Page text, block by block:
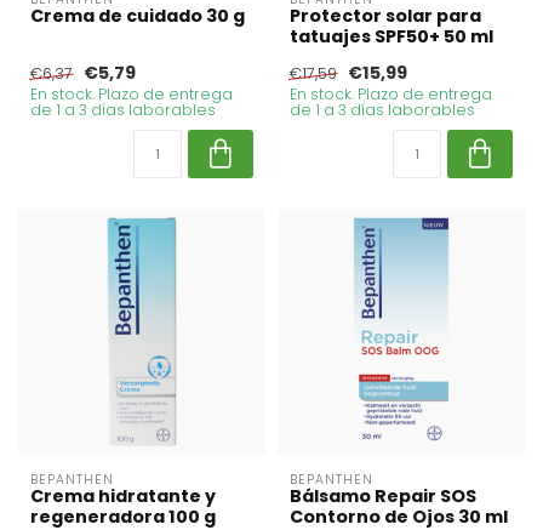
Crema de cuidado 30 g
€6,37 €5,79
En stock. Plazo de entrega
de 1 a 3 días laborables
Protector solar para
tatuajes SPF50+ 50 ml
€17,59 €15,99
En stock. Plazo de entrega
de 1 a 3 días laborables
BEPANTHEN
Crema hidratante y
regeneradora 100 g
BEPANTHEN
Bálsamo Repair SOS
Contorno de Ojos 30 ml